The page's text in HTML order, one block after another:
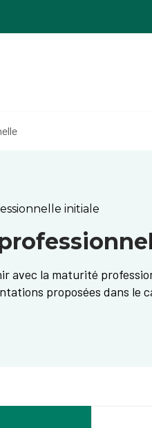
initiale
avec la maturité
proposées dans le